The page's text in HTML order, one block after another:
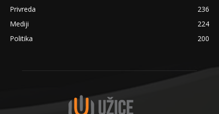
Privreda
236
Mediji
224
Politika
200